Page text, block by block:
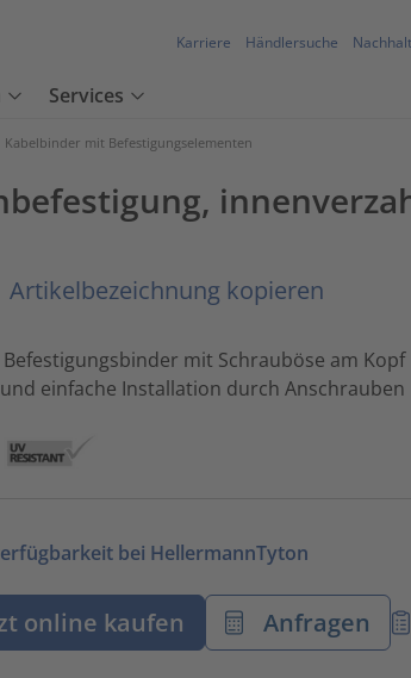
Karriere Händlersuche
Services
Kabelbinder mit Befestigungselementen
Artikelbezeichnung kopieren
mit Schrauböse am Kopf
einfache Installation durch Anschrauben
bei HellermannTyton
online kaufen Anfragen